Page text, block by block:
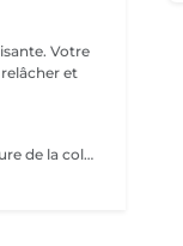
Votre
et
Les points d'acupression situés dans la partie supérieure de la colonne vertébrale et à la base du crâne sont stimulés par des huiles essentielles coordonnées. Elle a un effet direct sur notre système nerveux car elle s'effectue au niveau du canal central des cordons nerveux et de la zone d'entrée dans le cerveau. Les huiles ont un effet équilibrant sur les nerfs et activent le système nerveux parasympathique, responsable de notre régénération et de notre récupération. Les cellules nerveuses du cerveau et de la partie supérieure de la colonne vertébrale deviennent mieux mises en réseau, connectées et activées, en particulier au locus caeruleus et au nerf vague.